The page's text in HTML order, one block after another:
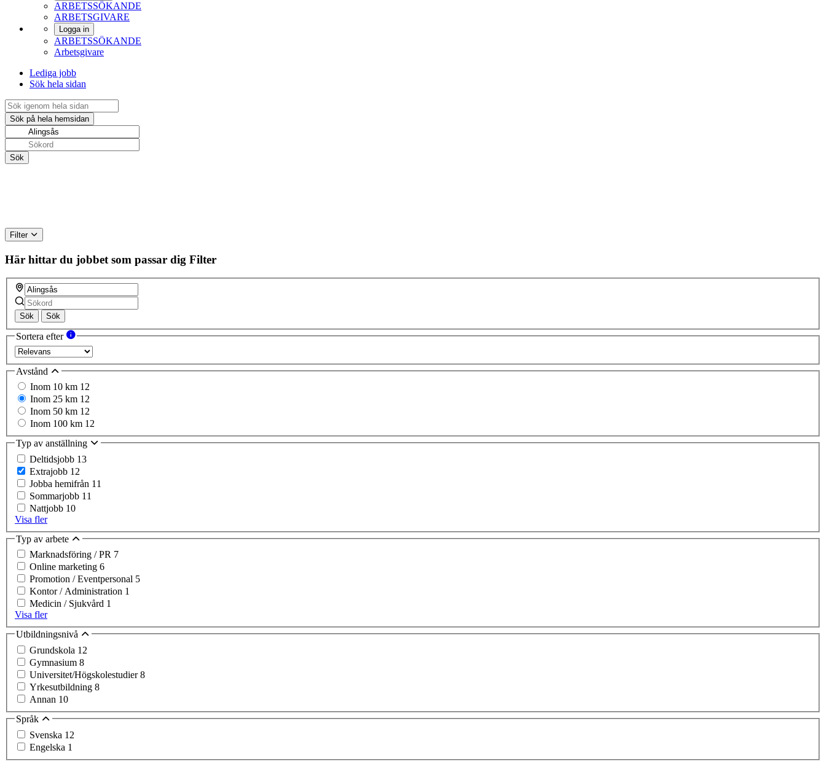
ARBETSSÖKANDE
ARBETSGIVARE
Logga in
ARBETSSÖKANDE
Arbetsgivare
Lediga jobb
Sök hela sidan
Filter
Här hittar du jobbet som passar dig Filter
Sök Sök
Sortera efter
Avstånd
Inom 10 km 12
Inom 25 km 12
Inom 50 km 12
Inom 100 km 12
Typ av anställning
Deltidsjobb 13
Extrajobb 12
Jobba hemifrån 11
Sommarjobb 11
Nattjobb 10
Visa fler
Typ av arbete
Marknadsföring / PR 7
Online marketing 6
Promotion / Eventpersonal 5
Kontor / Administration 1
Medicin / Sjukvård 1
Visa fler
Utbildningsnivå
Grundskola 12
Gymnasium 8
Universitet/Högskolestudier8
Yrkesutbildning 8
Annan 10
Språk
Svenska 12
Engelska 1